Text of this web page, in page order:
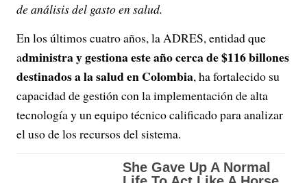
de análisis del gasto en salud.
En los últimos cuatro años, la ADRES, entidad que
administra y gestiona este año cerca de $116 billones
destinados a la salud en Colombia, ha fortalecido su
capacidad de gestión con la implementación de alta
tecnología y un equipo técnico calificado para analizar
el uso de los recursos del sistema.